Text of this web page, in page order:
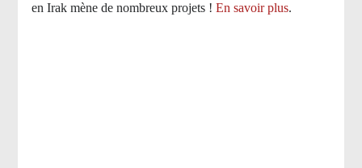
en Irak mène de nombreux projets ! En savoir plus.